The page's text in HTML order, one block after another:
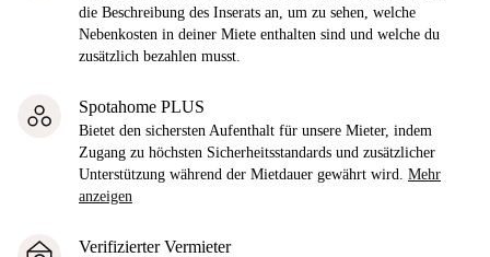
die Beschreibung des Inserats an, um zu sehen, welche
Nebenkosten in deiner Miete enthalten sind und welche du
zusätzlich bezahlen musst.
Spotahome PLUS
Bietet den sichersten Aufenthalt für unsere Mieter, indem
Zugang zu höchsten Sicherheitsstandards und zusätzlicher
Unterstützung während der Mietdauer gewährt wird. Mehr
anzeigen
Verifizierter Vermieter